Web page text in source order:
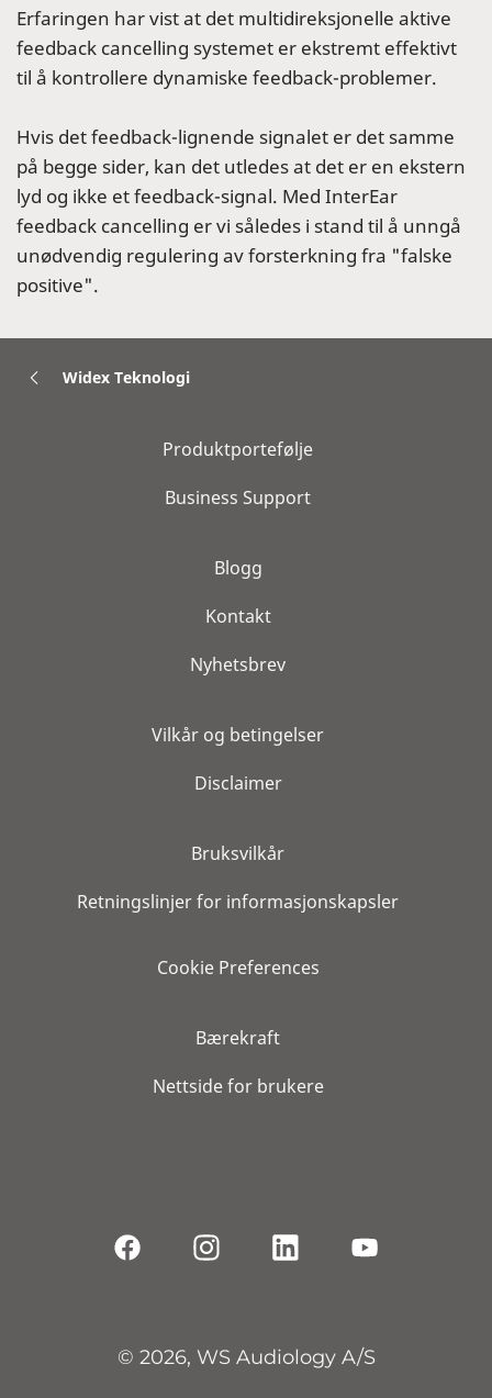
Erfaringen har vist at det multidireksjonelle aktive
feedback cancelling systemet er ekstremt effektivt
til å kontrollere dynamiske feedback-problemer.
Hvis det feedback-lignende signalet er det samme
på begge sider, kan det utledes at det er en ekstern
lyd og ikke et feedback-signal. Med InterEar
feedback cancelling er vi således i stand til å unngå
unødvendig regulering av forsterkning fra "falske
positive".
Widex Teknologi
Produktportefølje
Business Support
Blogg
Kontakt
Nyhetsbrev
Vilkår og betingelser
Disclaimer
Bruksvilkår
Retningslinjer for informasjonskapsler
Cookie Preferences
Bærekraft
Nettside for brukere
© 2026, WS Audiology A/S